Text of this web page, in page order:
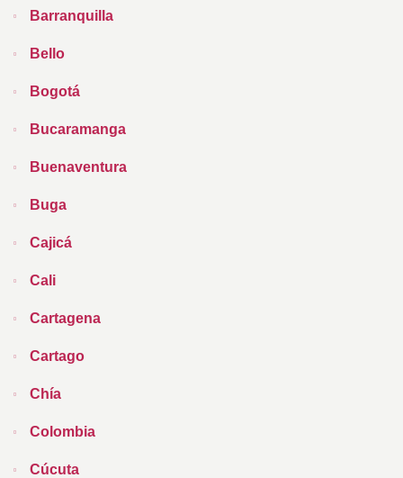
Barranquilla
Bello
Bogotá
Bucaramanga
Buenaventura
Buga
Cajicá
Cali
Cartagena
Cartago
Chía
Colombia
Cúcuta